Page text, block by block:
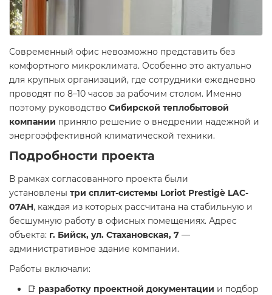
Современный офис невозможно представить без
комфортного микроклимата. Особенно это актуально
для крупных организаций, где сотрудники ежедневно
проводят по 8–10 часов за рабочим столом. Именно
поэтому руководство Сибирской теплобытовой
компании приняло решение о внедрении надежной и
энергоэффективной климатической техники.
Подробности проекта
В рамках согласованного проекта были
установлены три сплит-системы Loriot Prestigè LAC-
07AH, каждая из которых рассчитана на стабильную и
бесшумную работу в офисных помещениях. Адрес
объекта: г. Бийск, ул. Стахановская, 7 —
административное здание компании.
Работы включали:
📑 разработку проектной документации и подбор